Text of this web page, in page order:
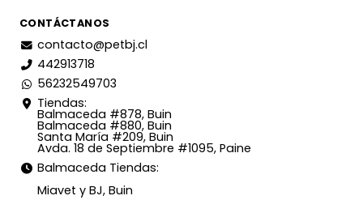
CONTÁCTANOS
contacto@petbj.cl
442913718
56232549703
Tiendas:
Balmaceda #878, Buin
Balmaceda #880, Buin
Santa María #209, Buin
Avda. 18 de Septiembre #1095, Paine
Balmaceda Tiendas:
Miavet y BJ, Buin